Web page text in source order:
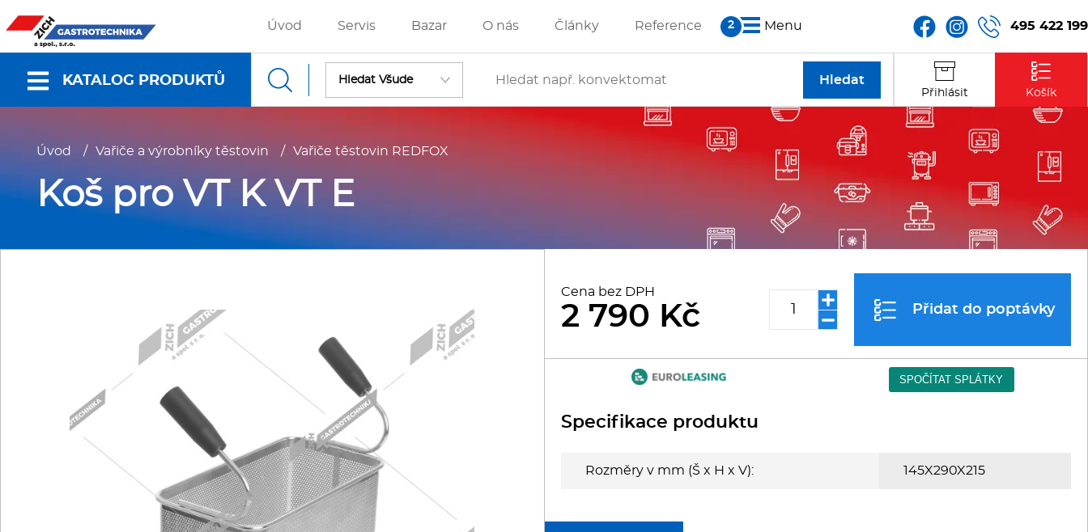
495 422 199
Přihlásit Košík
Úvod Servis Bazar O nás Články Reference Menu
KATALOG PRODUKTŮ
Nabídky a katalogy
Vstoupit
Grilovací desky - Grily Prostředky-Změkčovače
Roboty
Kávovary Řeznické stroje
Konvektomaty/Pece Sporáky
Stolní zařízení
Úvod / Vařiče a výrobníky těstovin / Vařiče těstovin REDFOX
Koš pro VT K VT E
Cena bez DPH
2 790 Kč Přidat do poptávky
Specifikace produktu
Rozměry v mm (Š x H x V): 145X290X215